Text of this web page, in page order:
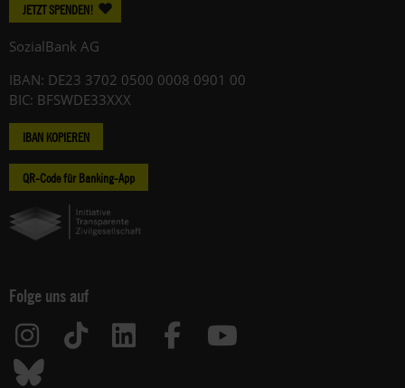
JETZT SPENDEN!
SozialBank AG
IBAN: DE23 3702 0500 0008 0901 00
BIC: BFSWDE33XXX
IBAN KOPIEREN
QR-Code für Banking-App
Folge uns auf